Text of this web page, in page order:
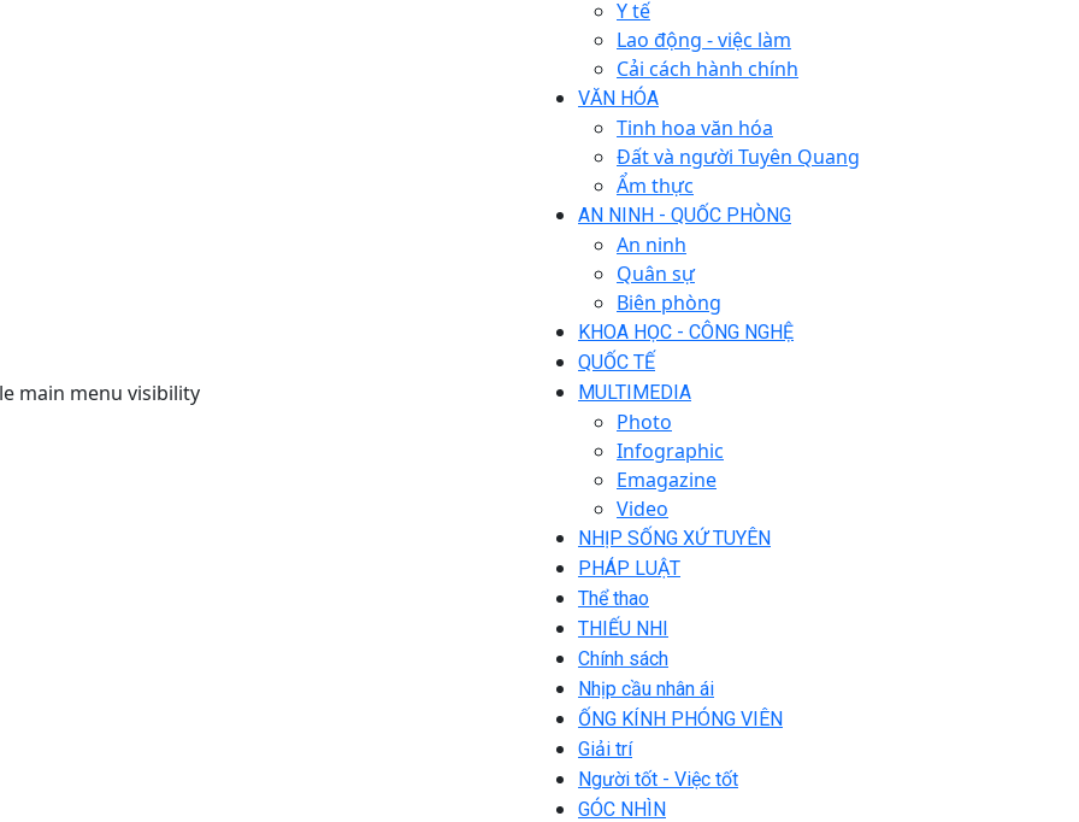
main menu visibility
Y tế
Lao động - việc làm
Cải cách hành chính
VĂN HÓA
Tinh hoa văn hóa
Đất và người Tuyên Quang
Ẩm thực
AN NINH - QUỐC PHÒNG
An ninh
Quân sự
Biên phòng
KHOA HỌC - CÔNG NGHỆ
QUỐC TẾ
MULTIMEDIA
Photo
Infographic
Emagazine
Video
NHỊP SỐNG XỨ TUYÊN
PHÁP LUẬT
Thể thao
THIẾU NHI
Chính sách
Nhịp cầu nhân ái
ỐNG KÍNH PHÓNG VIÊN
Giải trí
Người tốt - Việc tốt
GÓC NHÌN